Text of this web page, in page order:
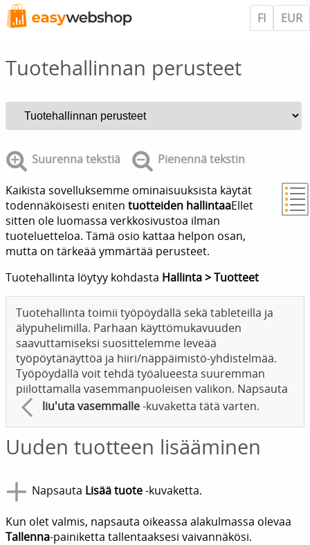
FI EUR
Tuotehallinnan perusteet
Suurenna tekstiä Pienennä tekstin
Kaikista sovelluksemme ominaisuuksista käytät
todennäköisesti eniten tuotteiden hallintaaEllet
sitten ole luomassa verkkosivustoa ilman
tuoteluetteloa. Tämä osio kattaa helpon osan,
mutta on tärkeää ymmärtää perusteet.
Tuotehallinta löytyy kohdasta Hallinta > Tuotteet
Tuotehallinta toimii työpöydällä sekä tableteilla ja
älypuhelimilla. Parhaan käyttömukavuuden
saavuttamiseksi suosittelemme leveää
työpöytänäyttöä ja hiiri/näppäimistö-yhdistelmää.
Työpöydällä voit tehdä työalueesta suuremman
piilottamalla vasemmanpuoleisen valikon. Napsauta
liu'uta vasemmalle-kuvaketta tätä varten.
Uuden tuotteen lisääminen
Napsauta Lisää tuote-kuvaketta.
Kun olet valmis, napsauta oikeassa alakulmassa olevaa
Tallenna-painiketta tallentaaksesi vaivannäkösi.